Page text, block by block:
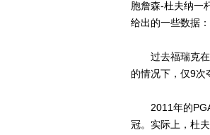
胞詹森-杜夫纳一
给出的一些数据：
过去福瑞克在
的情况下，仅9次
2011年的PGA
冠。实际上，杜